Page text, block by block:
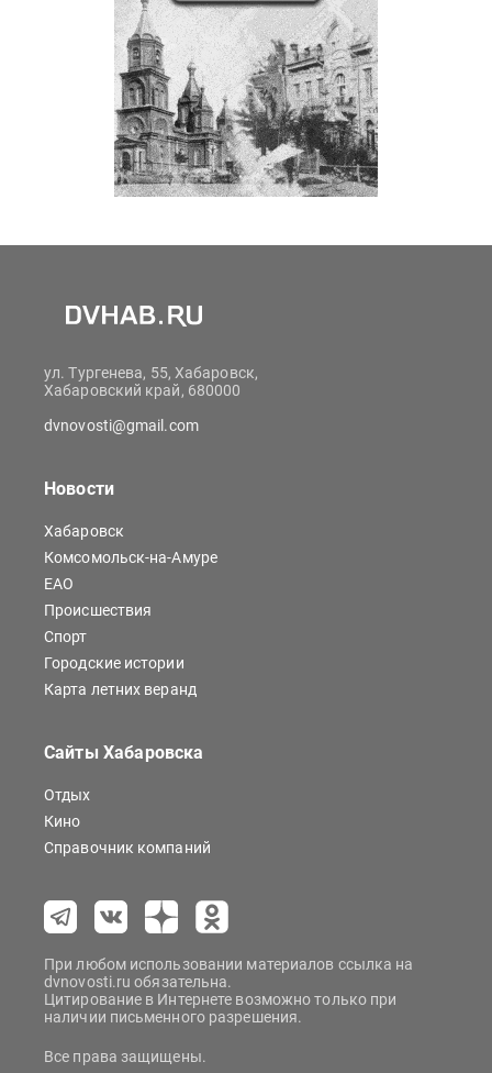
ул. Тургенева, 55, Хабаровск,
Хабаровский край, 680000
dvnovosti@gmail.com
Новости
Хабаровск
Комсомольск-на-Амуре
ЕАО
Происшествия
Спорт
Городские истории
Карта летних веранд
Сайты Хабаровска
Отдых
Кино
Справочник компаний
При любом использовании материалов ссылка на
dvnovosti.ru обязательна.
Цитирование в Интернете возможно только при
наличии письменного разрешения.
Все права защищены.